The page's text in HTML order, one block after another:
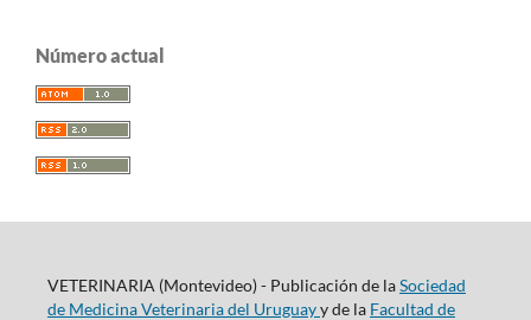
Número actual
VETERINARIA (Montevideo) - Publicación de laSociedad
de Medicina Veterinaria del Uruguayy de la Facultad de